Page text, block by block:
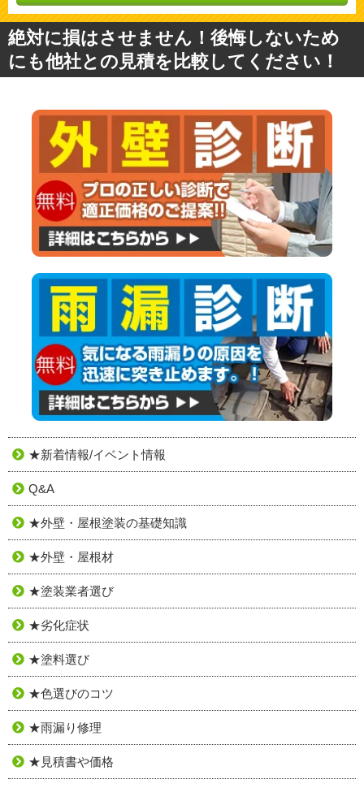
絶対に損はさせません！後悔しないため
にも他社との見積を比較してください！
★新着情報/イベント情報
Q&A
★外壁・屋根塗装の基礎知識
★外壁・屋根材
★塗装業者選び
★劣化症状
★塗料選び
★色選びのコツ
★雨漏り修理
★見積書や価格